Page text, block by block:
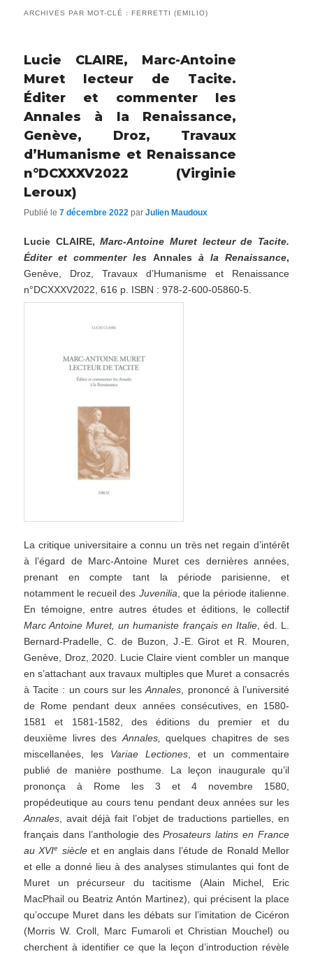
ARCHIVES PAR MOT-CLÉ : FERRETTI (EMILIO)
Lucie CLAIRE, Marc-Antoine
Muret lecteur de Tacite.
Éditer et commenter les
Annales à la Renaissance,
Genève, Droz, Travaux
d’Humanisme et Renaissance
n°DCXXXV2022 (Virginie
Leroux)
Publié le7 décembre 2022 parJulien Maudoux
Lucie CLAIRE,Marc-Antoine Muret lecteur de Tacite.
Éditer et commenter les Annales à la Renaissance,
Genève, Droz, Travaux d’Humanisme et Renaissance
n°DCXXXV2022, 616 p. ISBN : 978-2-600-05860-5.
La critique universitaire a connu un très net regain d’intérêt
à l’égard de Marc-Antoine Muret ces dernières années,
prenant en compte tant la période parisienne, et
notamment le recueil des Juvenilia, que la période italienne.
En témoigne, entre autres études et éditions, le collectif
Marc Antoine Muret, un humaniste français en Italie, éd. L.
Bernard-Pradelle, C. de Buzon, J.-E. Girot et R. Mouren,
Genève, Droz, 2020. Lucie Claire vient combler un manque
en s’attachant aux travaux multiples que Muret a consacrés
à Tacite : un cours sur lesAnnales, prononcé à l’université
de Rome pendant deux années consécutives, en 1580-
1581 et 1581-1582, des éditions du premier et du
deuxième livres desAnnales,quelques chapitres de ses
miscellanées, les Variae Lectiones, et un commentaire
publié de manière posthume. La leçon inaugurale qu’il
prononça à Rome les 3 et 4 novembre 1580,
propédeutique au cours tenu pendant deux années sur les
Annales, avait déjà fait l’objet de traductions partielles, en
français dans l’anthologie desProsateurs latins en France
au XVIe siècleet en anglais dans l’étude de Ronald Mellor
et elle a donné lieu à des analyses stimulantes qui font de
Muret un précurseur du tacitisme (Alain Michel, Eric
MacPhail ou Beatriz Antón Martinez), qui précisent la place
qu’occupe Muret dans les débats sur l’imitation de Cicéron
(Morris W. Croll, Marc Fumaroli et Christian Mouchel) ou
cherchent à identifier ce que la leçon d’introduction révèle